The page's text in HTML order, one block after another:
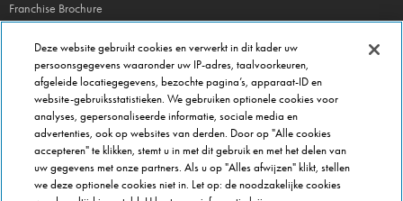
Franchise Brochure
OVER DOMINOS
Newsroom
Werken bij Domino's
Care Team (voor medewerkers)
Scam waarschuwing
Deze website gebruikt cookies en verwerkt in dit kader uw
persoonsgegevens waaronder uw IP-adres, taalvoorkeuren,
afgeleide locatiegegevens, bezochte pagina’s, apparaat-ID en
website-gebruiksstatistieken. We gebruiken optionele cookies voor
analyses, gepersonaliseerde informatie, sociale media en
advertenties, ook op websites van derden. Door op "Alle cookies
accepteren" te klikken, stemt u in met dit gebruik en met het delen van
uw gegevens met onze partners. Als u op "Alles afwijzen" klikt, stellen
we deze optionele cookies niet in. Let op: de noodzakelijke cookies